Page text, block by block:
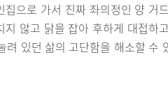
으로 가서 진짜 좌의정인 양 거
않고 닭을 잡아 후하게 대접하
있던 삶의 고단함을 해소할 수